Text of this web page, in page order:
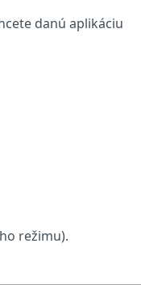
danú aplikáciu
režimu).